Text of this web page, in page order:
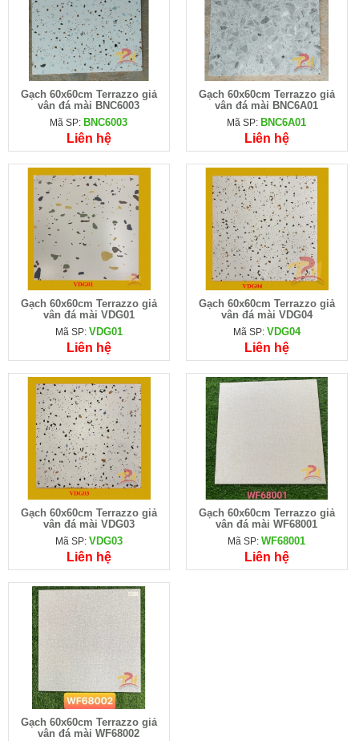
Gạch 60x60cm Terrazzo giả
vân đá mài BNC6003
Mã SP: BNC6003
Liên hệ
Gạch 60x60cm Terrazzo giả
vân đá mài BNC6A01
Mã SP: BNC6A01
Liên hệ
Gạch 60x60cm Terrazzo giả
vân đá mài VDG01
Mã SP: VDG01
Liên hệ
Gạch 60x60cm Terrazzo giả
vân đá mài VDG04
Mã SP: VDG04
Liên hệ
Gạch 60x60cm Terrazzo giả
vân đá mài VDG03
Mã SP: VDG03
Liên hệ
Gạch 60x60cm Terrazzo giả
vân đá mài WF68001
Mã SP:WF68001
Liên hệ
Gạch 60x60cm Terrazzo giả
vân đá mài WF68002